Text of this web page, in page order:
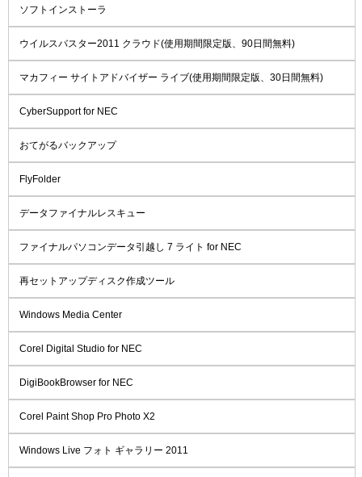
ソフトインストーラ
ウイルスバスター2011 クラウド(使用期間限定版、90日間無料)
マカフィー サイトアドバイザー ライブ(使用期間限定版、30日間無料)
CyberSupport for NEC
おてがるバックアップ
FlyFolder
データファイナルレスキュー
ファイナルパソコンデータ引越し 7 ライト for NEC
再セットアップディスク作成ツール
Windows Media Center
Corel Digital Studio for NEC
DigiBookBrowser for NEC
Corel Paint Shop Pro Photo X2
Windows Live フォト ギャラリー 2011